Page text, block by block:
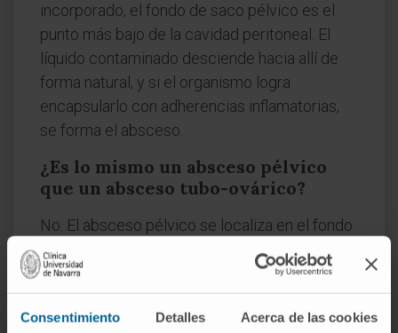
Consentimiento Detalles Acerca de las cookies
incorporado, el fondo de saco pélvico es el
punto más bajo de la cavidad peritoneal. El
líquido contaminado desciende hacia allí de
forma natural, y si el organismo logra
encapsularlo con adherencias inflamatorias,
se forma el absceso.
¿Es lo mismo un absceso pélvico
que un absceso tubo-ovárico?
No. El absceso pélvico se localiza en el fondo
de saco peritoneal y puede originarse por
múltiples causas —apendicular,
postoperatoria, colónica—. Elabsceso tubo-
ováricoafecta específicamente a la trompa